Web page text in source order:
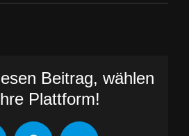
Beitrag, wählen
Plattform!